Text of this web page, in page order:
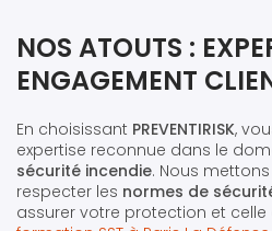
NOS ATOUTS :
ENGAGEMENT
En choisissant PREVENTIRISK,
expertise reconnue dans le
sécurité incendie. Nous
respecter les normes de
assurer votre protection et celle